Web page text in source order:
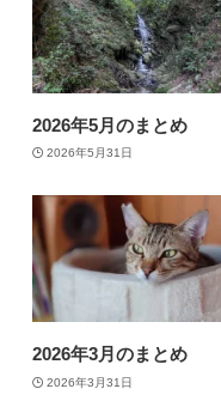
2026年5月のまとめ
2026年5月31日
2026年3月のまとめ
2026年3月31日